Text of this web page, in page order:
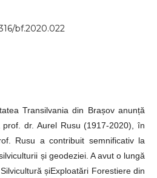
bf.2020.022
Transilvania din Brașov anunță
dr. Aurel Rusu (1917-2020), în
Rusu a contribuit semnificativ la
și geodeziei. A avut o lungă
șiExploatări Forestiere din